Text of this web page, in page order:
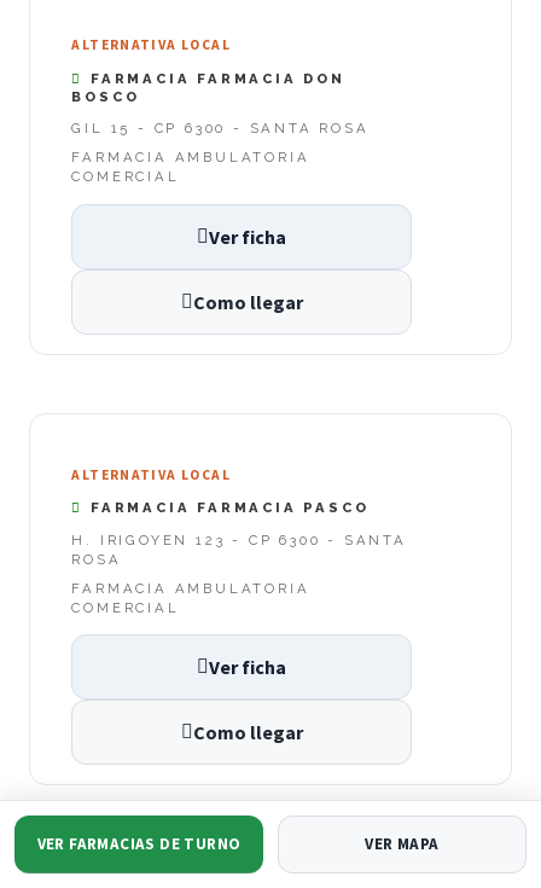
ALTERNATIVA LOCAL
FARMACIA FARMACIA DON
BOSCO
GIL 15 - CP 6300 - SANTA ROSA
FARMACIA AMBULATORIA
COMERCIAL
Ver ficha
Como llegar
ALTERNATIVA LOCAL
FARMACIA FARMACIA PASCO
H. IRIGOYEN 123 - CP 6300 - SANTA
ROSA
FARMACIA AMBULATORIA
COMERCIAL
Ver ficha
Como llegar
VER FARMACIAS DE TURNO VER MAPA